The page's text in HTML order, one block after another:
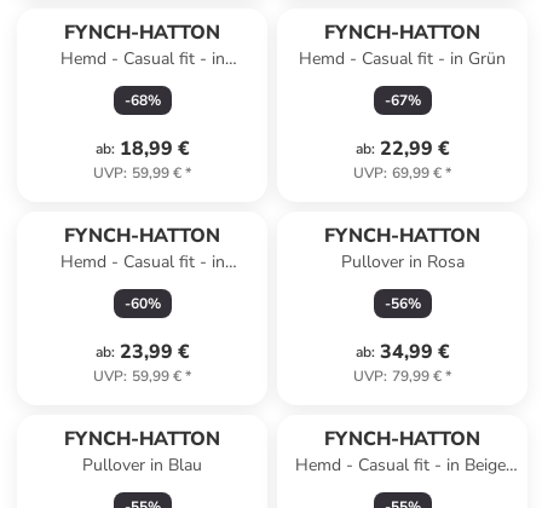
FYNCH-HATTON
Hemd - Casual fit - in
Hellblau
-68%
ab: 18,99 €
UVP: 59,99 €*
FYNCH-HATTON
Hemd - Casual fit - in Grün
-67%
ab: 22,99 €
UVP: 69,99 €*
FYNCH-HATTON
Hemd - Casual fit - in
Hellblau
-60%
ab: 23,99 €
UVP: 59,99 €*
FYNCH-HATTON
Pullover in Rosa
-56%
ab: 34,99 €
UVP: 79,99 €*
FYNCH-HATTON
Pullover in Blau
FYNCH-HATTON
Hemd - Casual fit - in Beige/
Bunt